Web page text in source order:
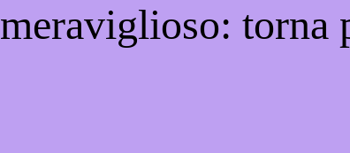
meraviglioso: torna